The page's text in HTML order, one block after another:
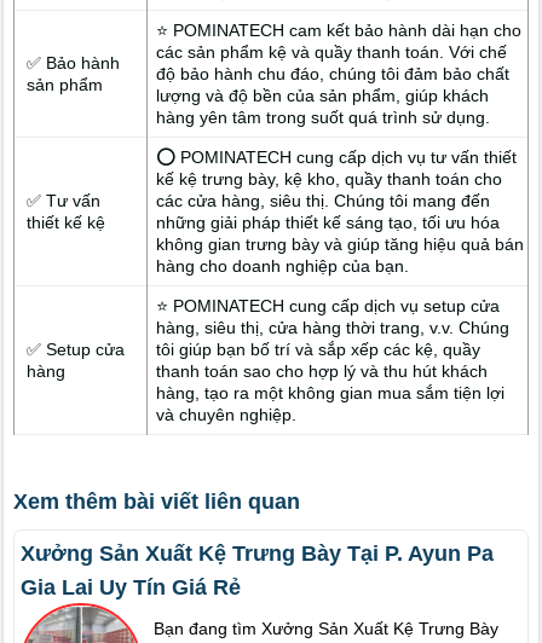
✅ Bảo hành
sản phẩm
⭐ POMINATECH cam kết bảo hành dài hạn cho
các sản phẩm kệ và quầy thanh toán. Với chế
độ bảo hành chu đáo, chúng tôi đảm bảo chất
lượng và độ bền của sản phẩm, giúp khách
hàng yên tâm trong suốt quá trình sử dụng.
✅ Tư vấn
thiết kế kệ
⭕ POMINATECH cung cấp dịch vụ tư vấn thiết
kế kệ trưng bày, kệ kho, quầy thanh toán cho
các cửa hàng, siêu thị. Chúng tôi mang đến
những giải pháp thiết kế sáng tạo, tối ưu hóa
không gian trưng bày và giúp tăng hiệu quả bán
hàng cho doanh nghiệp của bạn.
✅ Setup cửa
hàng
⭐ POMINATECH cung cấp dịch vụ setup cửa
hàng, siêu thị, cửa hàng thời trang, v.v. Chúng
tôi giúp bạn bố trí và sắp xếp các kệ, quầy
thanh toán sao cho hợp lý và thu hút khách
hàng, tạo ra một không gian mua sắm tiện lợi
và chuyên nghiệp.
Xem thêm bài viết liên quan
Xưởng Sản Xuất Kệ Trưng Bày Tại P. Ayun Pa
Gia Lai Uy Tín Giá Rẻ
Bạn đang tìm Xưởng Sản Xuất Kệ Trưng Bày